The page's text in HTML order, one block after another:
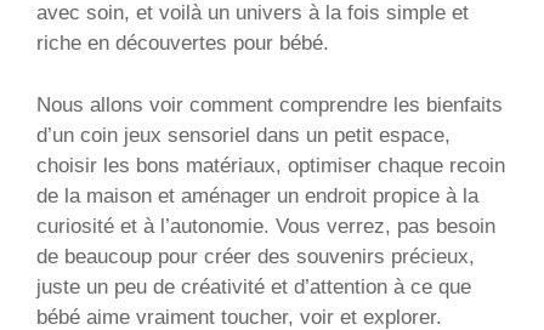
avec soin, et voilà un univers à la fois simple et
riche en découvertes pour bébé.
Nous allons voir comment comprendre les bienfaits
d’un coin jeux sensoriel dans un petit espace,
choisir les bons matériaux, optimiser chaque recoin
de la maison et aménager un endroit propice à la
curiosité et à l’autonomie. Vous verrez, pas besoin
de beaucoup pour créer des souvenirs précieux,
juste un peu de créativité et d’attention à ce que
bébé aime vraiment toucher, voir et explorer.